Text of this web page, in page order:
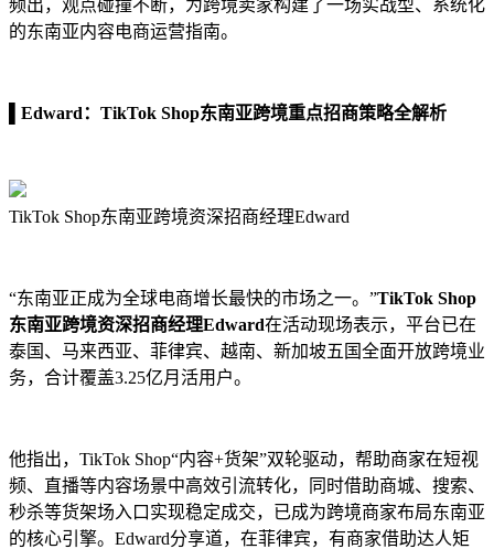
频出，观点碰撞不断，为跨境卖家构建了一场实战型、系统化
的东南亚内容电商运营指南。
Edward：TikTok Shop东南亚跨境重点招商策略全解析
TikTok Shop东南亚跨境资深招商经理Edward
“东南亚正成为全球电商增长最快的市场之一。”TikTok Shop
东南亚跨境资深招商经理Edward在活动现场表示，平台已在
泰国、马来西亚、菲律宾、越南、新加坡五国全面开放跨境业
务，合计覆盖3.25亿月活用户。
他指出，TikTok Shop“内容+货架”双轮驱动，帮助商家在短视
频、直播等内容场景中高效引流转化，同时借助商城、搜索、
秒杀等货架场入口实现稳定成交，已成为跨境商家布局东南亚
的核心引擎。Edward分享道，在菲律宾，有商家借助达人矩